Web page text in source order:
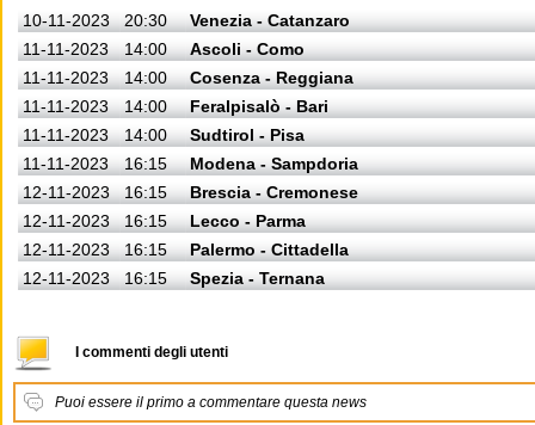
10-11-2023 20:30
Venezia - Catanzaro
11-11-2023
14:00
Ascoli - Como
11-11-2023
14:00
Cosenza - Reggiana
11-11-2023
14:00
Feralpisalò - Bari
11-11-2023
14:00
Sudtirol - Pisa
11-11-2023
16:15
Modena - Sampdoria
12-11-2023
16:15
Brescia - Cremonese
12-11-2023
16:15
Lecco - Parma
12-11-2023
16:15
Palermo - Cittadella
12-11-2023
16:15 Spezia - Ternana
I commenti degli utenti
Puoi essere il primo a commentare questa news